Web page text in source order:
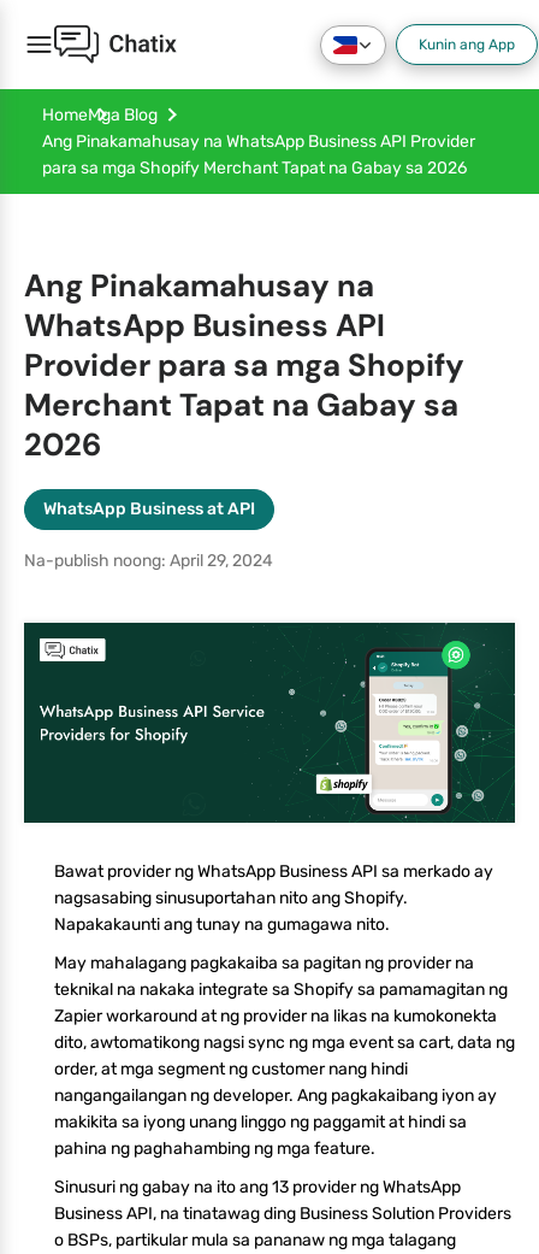
Kunin ang App
HomeMga Blog
Ang Pinakamahusay na WhatsApp Business API Provider
para sa mga Shopify Merchant Tapat na Gabay sa 2026
Ang Pinakamahusay na
WhatsApp Business API
Provider para sa mga Shopify
Merchant Tapat na Gabay sa
2026
WhatsApp Business at API
Na-publish noong: April 29, 2024
Bawat provider ng WhatsApp Business API sa merkado ay
nagsasabing sinusuportahan nito ang Shopify.
Napakakaunti ang tunay na gumagawa nito.
May mahalagang pagkakaiba sa pagitan ng provider na
teknikal na nakaka integrate sa Shopify sa pamamagitan ng
Zapier workaround at ng provider na likas na kumokonekta
dito, awtomatikong nagsi sync ng mga event sa cart, data ng
order, at mga segment ng customer nang hindi
nangangailangan ng developer. Ang pagkakaibang iyon ay
makikita sa iyong unang linggo ng paggamit at hindi sa
pahina ng paghahambing ng mga feature.
Sinusuri ng gabay na ito ang 13 provider ng WhatsApp
Business API, na tinatawag ding Business Solution Providers
o BSPs, partikular mula sa pananaw ng mga talagang